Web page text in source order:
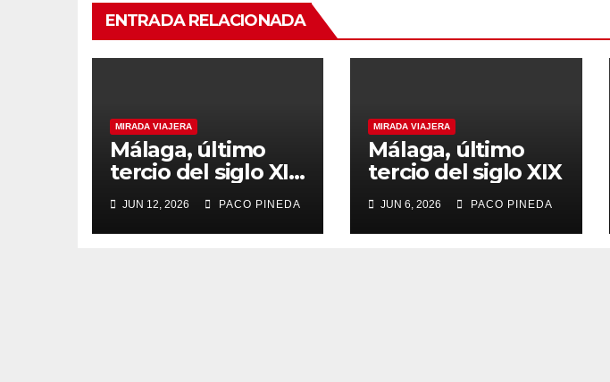
ENTRADA RELACIONADA
MIRADA VIAJERA
Málaga, último
tercio del siglo XIX
(2)JUN 12, 2026 PACO PINEDA
MIRADA VIAJERA
Málaga, último
tercio del siglo XIX
JUN 6, 2026 PACO PINEDA